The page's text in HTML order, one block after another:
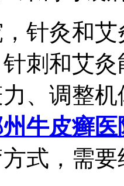
针灸和
刺和艾
、调整
牛皮癣医
式，需